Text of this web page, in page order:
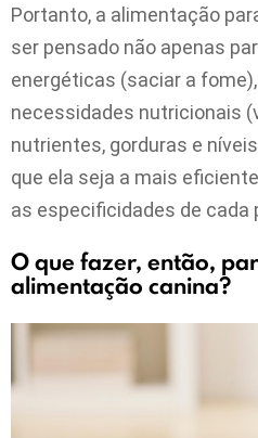
Portanto, a alimentação
ser pensado não apenas
energéticas (saciar a
necessidades nutricionais
nutrientes, gorduras e
que ela seja a mais
as especificidades de cada
O que fazer, então,
alimentação canina?